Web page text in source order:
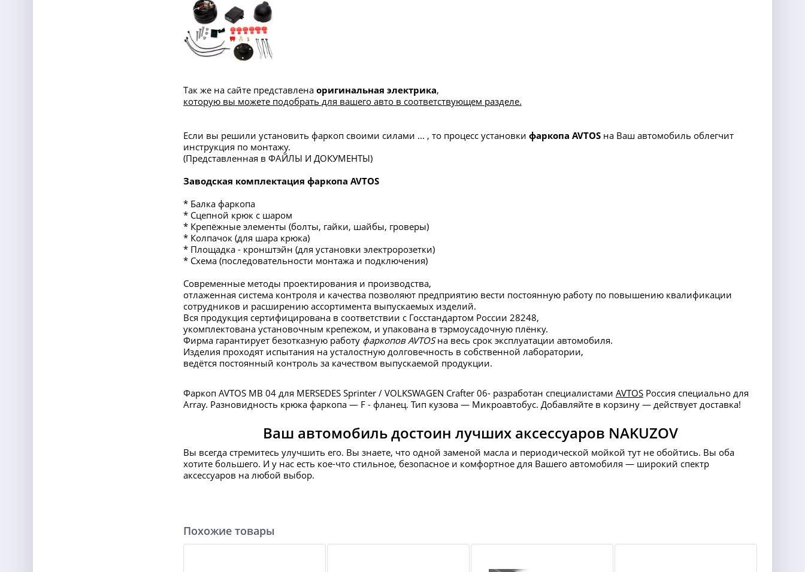
Так же на сайте представлена оригинальная электрика,
которую вы можете подобрать для вашего авто в соответствующем разделе.
Если вы решили установить фаркоп своими силами ... , то процесс установки фаркопа AVTOS на Ваш автомобиль облегчит
инструкция по монтажу.
(Представленная в ФАЙЛЫ И ДОКУМЕНТЫ)
Заводская комплектация фаркопа AVTOS
* Балка фаркопа
* Сцепной крюк с шаром
* Крепёжные элементы (болты, гайки, шайбы, гроверы)
* Колпачок (для шара крюка)
* Площадка - кронштэйн (для установки электророзетки)
* Схема (последовательности монтажа и подключения)
Современные методы проектирования и производства,
отлаженная система контроля и качества позволяют предприятию вести постоянную работу по повышению квалификации
сотрудников и расширению ассортимента выпускаемых изделий.
Вся продукция сертифицирована в соответствии с Госстандартом России 28248,
укомплектована установочным крепежом, и упакована в тэрмоусадочную плёнку.
Фирма гарантирует безотказную работу фаркопов AVTOSна весь срок эксплуатации автомобиля.
Изделия проходят испытания на усталостную долговечность в собственной лаборатории,
ведётся постоянный контроль за качеством выпускаемой продукции.
Фаркоп AVTOS MB 04 для MERSEDES Sprinter / VOLKSWAGEN Crafter 06- разработан специалистами AVTOS Россия специально для
Array. Разновидность крюка фаркопа — F - фланец. Тип кузова — Микроавтобус. Добавляйте в корзину — действует доставка!
Ваш автомобиль достоин лучших аксессуаров NAKUZOV
Вы всегда стремитесь улучшить его. Вы знаете, что одной заменой масла и периодической мойкой тут не обойтись. Вы оба
хотите большего. И у нас есть кое-что стильное, безопасное и комфортное для Вашего автомобиля — широкий спектр
аксессуаров на любой выбор.
Похожие товары